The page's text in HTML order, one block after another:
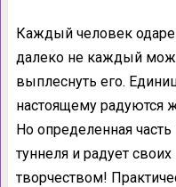
Каждый человек
далеко не каждый
выплеснуть его.
настоящему радуются
Но определенная
туннеля и радует
творчеством!